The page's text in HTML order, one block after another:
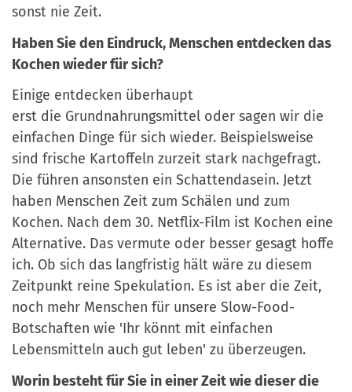
sonst nie Zeit.
Haben Sie den Eindruck, Menschen entdecken das
Kochen wieder für sich?
Einige entdecken überhaupt
erst die Grundnahrungsmittel oder sagen wir die
einfachen Dinge für sich wieder. Beispielsweise
sind frische Kartoffeln zurzeit stark nachgefragt.
Die führen ansonsten ein Schattendasein. Jetzt
haben Menschen Zeit zum Schälen und zum
Kochen. Nach dem 30. Netflix-Film ist Kochen eine
Alternative. Das vermute oder besser gesagt hoffe
ich. Ob sich das langfristig hält wäre zu diesem
Zeitpunkt reine Spekulation. Es ist aber die Zeit,
noch mehr Menschen für unsere Slow-Food-
Botschaften wie 'Ihr könnt mit einfachen
Lebensmitteln auch gut leben' zu überzeugen.
Worin besteht für Sie in einer Zeit wie dieser die